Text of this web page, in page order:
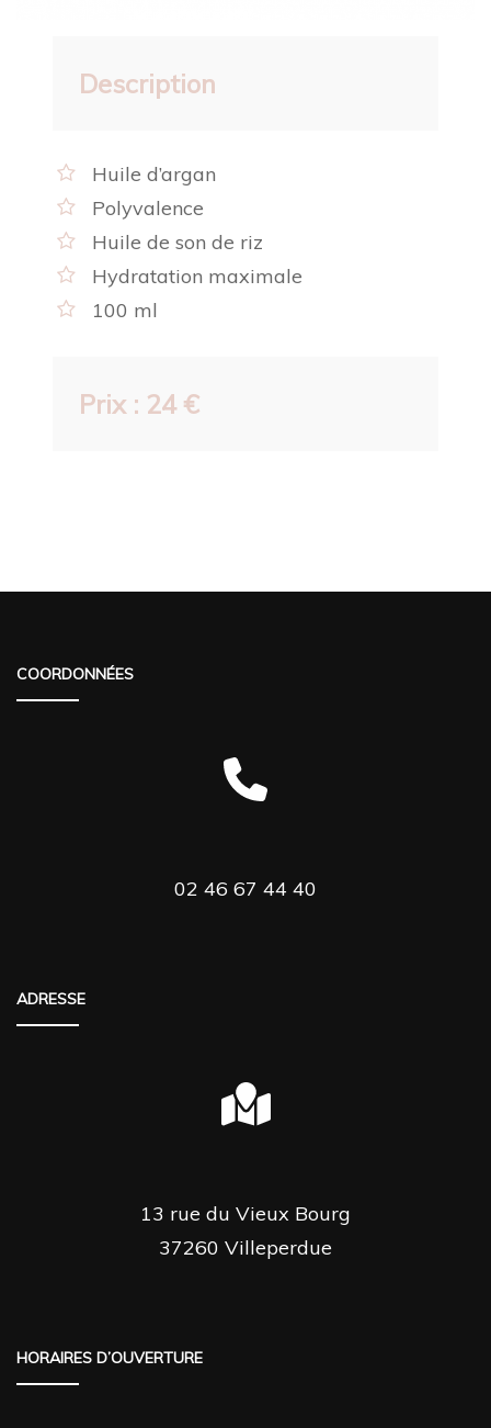
Description
Huile d’argan
Polyvalence
Huile de son de riz
Hydratation maximale
100 ml
Prix : 24 €
COORDONNÉES
02 46 67 44 40
ADRESSE
13 rue du Vieux Bourg
37260 Villeperdue
HORAIRES D’OUVERTURE